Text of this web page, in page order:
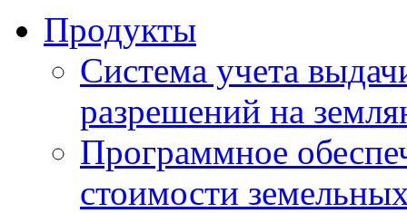
Продукты
Система учета
разрешений на
Программное
стоимости